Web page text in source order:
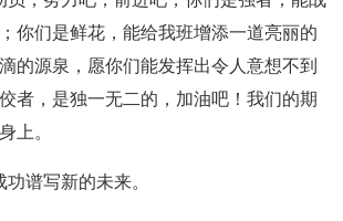
你们是鲜花，能给我班增添一道亮丽的
的源泉，愿你们能发挥出令人意想不到
者，是独一无二的，加油吧！我们的期
上。
谱写新的未来。